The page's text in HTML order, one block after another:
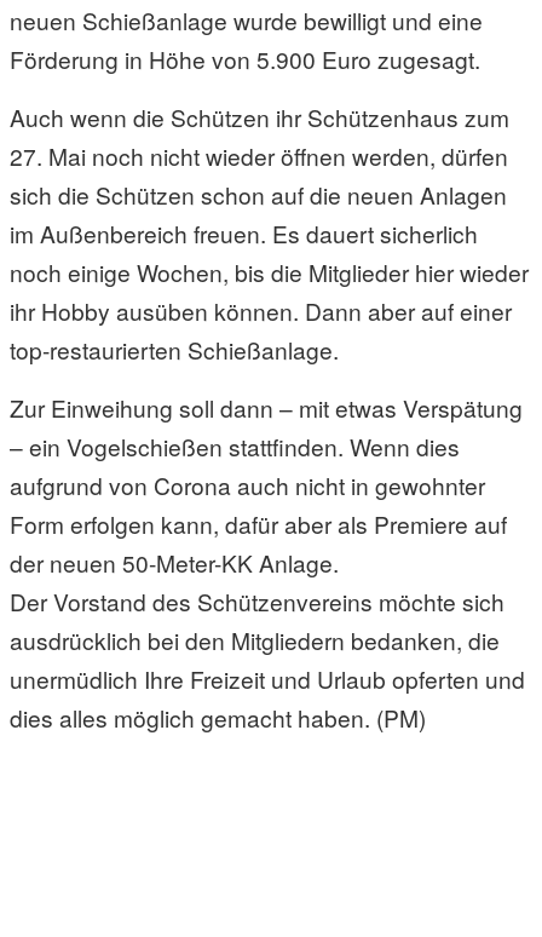
neuen Schießanlage wurde bewilligt und eine
Förderung in Höhe von 5.900 Euro zugesagt.
Auch wenn die Schützen ihr Schützenhaus zum
27. Mai noch nicht wieder öffnen werden, dürfen
sich die Schützen schon auf die neuen Anlagen
im Außenbereich freuen. Es dauert sicherlich
noch einige Wochen, bis die Mitglieder hier wieder
ihr Hobby ausüben können. Dann aber auf einer
top-restaurierten Schießanlage.
Zur Einweihung soll dann – mit etwas Verspätung
– ein Vogelschießen stattfinden. Wenn dies
aufgrund von Corona auch nicht in gewohnter
Form erfolgen kann, dafür aber als Premiere auf
der neuen 50-Meter-KK Anlage.
Der Vorstand des Schützenvereins möchte sich
ausdrücklich bei den Mitgliedern bedanken, die
unermüdlich Ihre Freizeit und Urlaub opferten und
dies alles möglich gemacht haben. (PM)